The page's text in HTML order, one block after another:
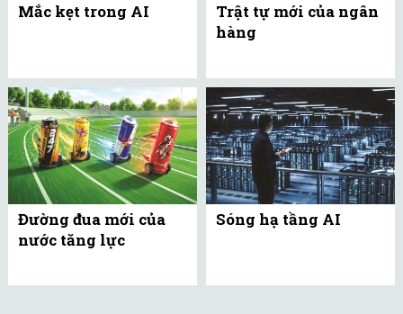
Mắc kẹt trong AI
Trật tự mới của ngân
hàng
Đường đua mới của
nước tăng lực
Sóng hạ tầng AI